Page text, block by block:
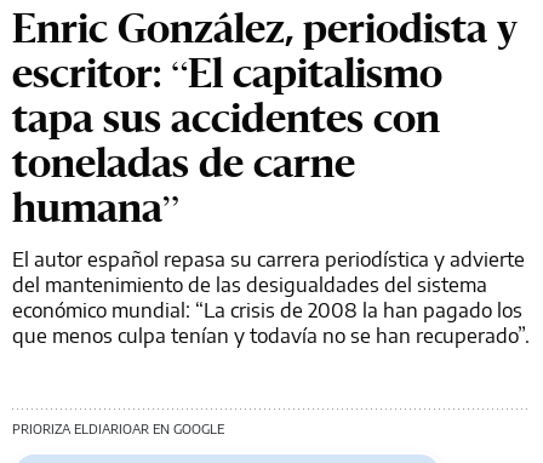
Enric González, periodista y
escritor: “El capitalismo
tapa sus accidentes con
toneladas de carne
humana”
El autor español repasa su carrera periodística y advierte
del mantenimiento de las desigualdades del sistema
económico mundial: “La crisis de 2008 la han pagado los
que menos culpa tenían y todavía no se han recuperado”.
PRIORIZA ELDIARIOAR EN GOOGLE